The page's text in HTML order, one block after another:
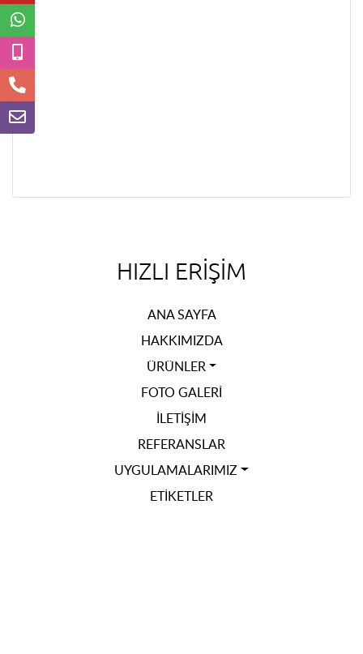
HIZLI ERIŞIM
ANA SAYFA
HAKKIMIZDA
ÜRÜNLER
FOTO GALERI
İLETIŞIM
REFERANSLAR
UYGULAMALARIMIZ
ETIKETLER